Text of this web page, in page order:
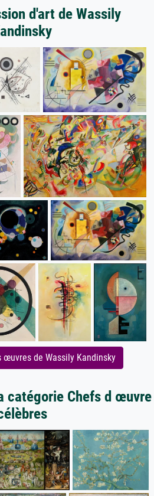
d'art de Wassily
œuvres de Wassily Kandinsky
catégorie Chefs d œuvre